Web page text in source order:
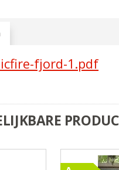
fjord-1.pdf